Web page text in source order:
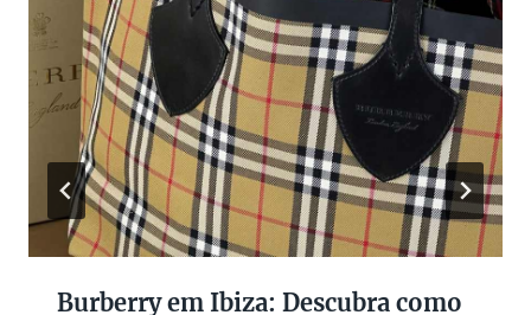
Burberry em Ibiza: Descubra como